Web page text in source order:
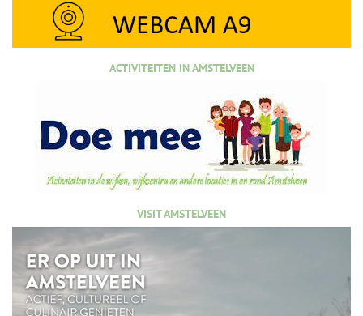
ACTIVITEITEN IN AMSTELVEEN
VISIT AMSTELVEEN